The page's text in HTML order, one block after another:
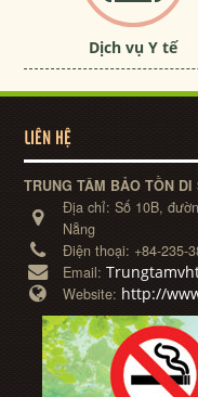
Dịch vụ Y tế
LIÊN HỆ
TRUNG TÂM BẢO TỒN
Địa chỉ:Số 10B,
Nẵng
Điện thoại: +84-235-
Email:
Website: http://